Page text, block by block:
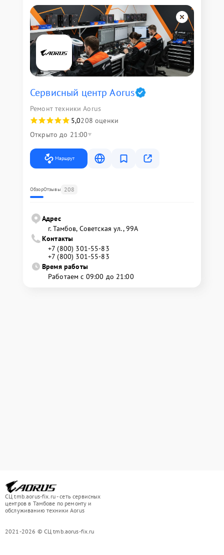
Сервисный центр Aorus
Ремонт техники Aorus
5,0208 оценки
Открыто до 21:00
Маршрут
ОбзорОтзывы 208
Адрес
г. Тамбов, Советская ул., 99А
Контакты
+7 (800) 301-55-83
+7 (800) 301-55-83
Время работы
Работаем с 09:00 до 21:00
СЦ tmb.aorus-fix.ru - сеть сервисных
центров в Тамбове по ремонту и
обслуживанию техники Aorus
2021-2026 © СЦ tmb.aorus-fix.ru